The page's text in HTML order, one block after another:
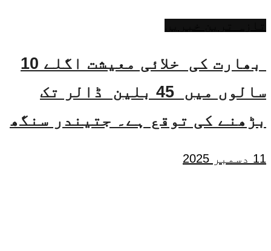
بھارت کی خلائی معیشت اگلے 10
سالوں میں 45 بلین ڈالر تک
بڑھنے کی توقع ہے۔ جتیندر سنگھ
11 دسمبر 2025